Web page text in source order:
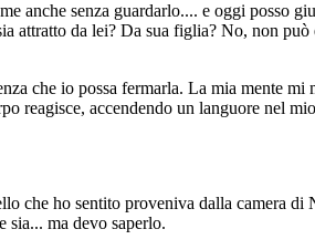
anche senza guardarlo.... e oggi posso
attratto da lei? Da sua figlia? No, non può
che io possa fermarla. La mia mente mi
reagisce, accendendo un languore nel
che ho sentito proveniva dalla camera di
sia... ma devo saperlo.